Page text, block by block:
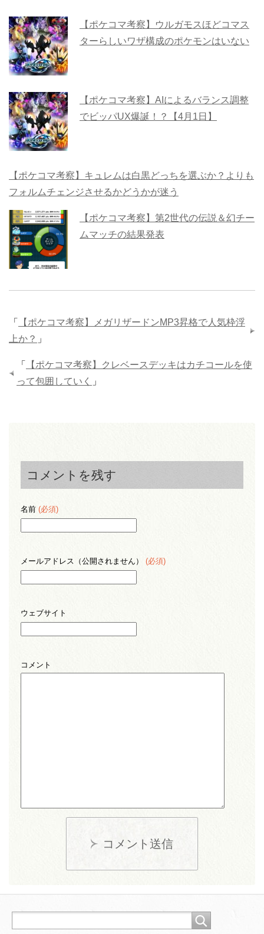
【ポケコマ考察】ウルガモスほどコマス
ターらしいワザ構成のポケモンはいない
【ポケコマ考察】AIによるバランス調整
でビッパUX爆誕！？【4月1日】
【ポケコマ考察】キュレムは白黒どっちを選ぶか？よりも
フォルムチェンジさせるかどうかが迷う
【ポケコマ考察】第2世代の伝説＆幻チー
ムマッチの結果発表
「
【ポケコマ考察】メガリザードンMP3昇格で人気枠浮
上か？ 」
「
【ポケコマ考察】クレベースデッキはカチコールを使
って包囲していく
」
コメントを残す
名前 (必須)
メールアドレス（公開されません） (必須)
ウェブサイト
コメント
コメント送信